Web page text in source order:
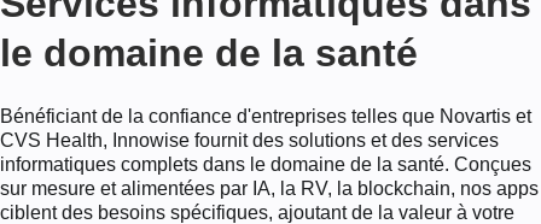
le domaine de la santé
Bénéficiant de la confiance d'entreprises telles que Novartis et
CVS Health, Innowise fournit des solutions et des services
informatiques complets dans le domaine de la santé. Conçues
sur mesure et alimentées par IA, la RV, la blockchain, nos apps
ciblent des besoins spécifiques, ajoutant de la valeur à votre